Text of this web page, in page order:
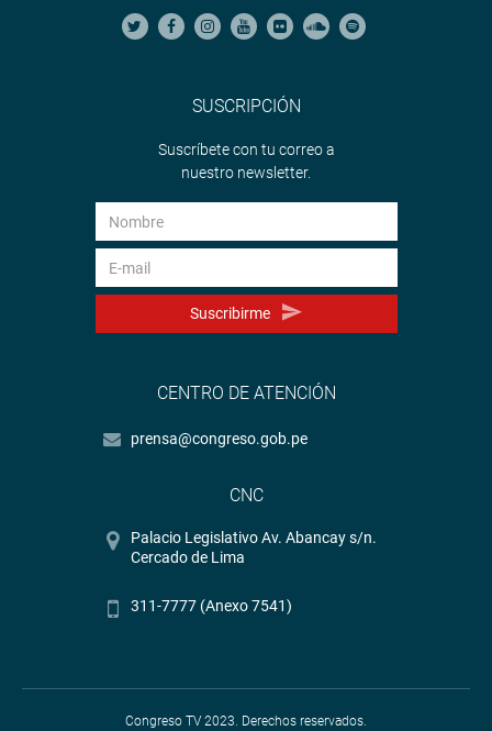
SUSCRIPCIÓN
Suscríbete con tu correo a
nuestro newsletter.
Suscribirme
CENTRO DE ATENCIÓN
prensa@congreso.gob.pe
CNC
Palacio Legislativo Av. Abancay s/n.
Cercado de Lima
311-7777 (Anexo 7541)
Congreso TV 2023. Derechos reservados.